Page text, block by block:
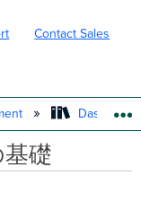
Contact Sales
礎